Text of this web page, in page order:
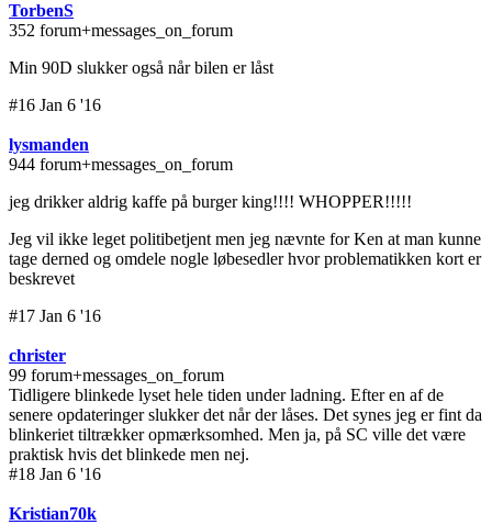
TorbenS
352 forum+messages_on_forum
Min 90D slukker også når bilen er låst
#16 Jan 6 '16
lysmanden
944 forum+messages_on_forum
jeg drikker aldrig kaffe på burger king!!!! WHOPPER!!!!!
Jeg vil ikke leget politibetjent men jeg nævnte for Ken at man kunne
tage derned og omdele nogle løbesedler hvor problematikken kort er
beskrevet
#17 Jan 6 '16
christer
99 forum+messages_on_forum
Tidligere blinkede lyset hele tiden under ladning. Efter en af de
senere opdateringer slukker det når der låses. Det synes jeg er fint da
blinkeriet tiltrækker opmærksomhed. Men ja, på SC ville det være
praktisk hvis det blinkede men nej.
#18 Jan 6 '16
Kristian70k